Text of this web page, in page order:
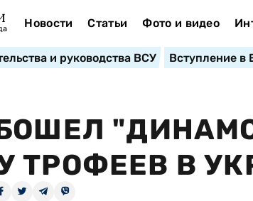
Новости Статьи Фото и видео
и руководства ВСУ Вступление в
ТРОФЕЕВ В